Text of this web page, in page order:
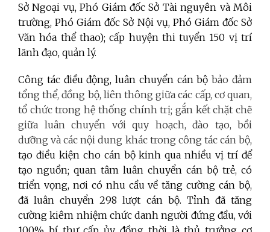
Sở Ngoại vụ, Phó Giám đốc Sở Tài nguyên và Môi
trường, Phó Giám đốc Sở Nội vụ, Phó Giám đốc Sở
Văn hóa thể thao); cấp huyện thi tuyển 150 vị trí
lãnh đạo, quản lý.
Công tác điều động, luân chuyển cán bộbảo đảm
tổng thể, đồng bộ, liên thông giữa các cấp, cơ quan,
tổ chức trong hệ thống chính trị; gắn kết chặt chẽ
giữa luân chuyển với quy hoạch, đào tạo, bồi
dưỡng và các nội dung khác trong công tác cán bộ,
tạo điều kiện cho cán bộ kinh qua nhiều vị trí để
tạo nguồn; quan tâm luân chuyển cán bộ trẻ, có
triển vọng, nơi có nhu cầu về tăng cường cán bộ,
đã luân chuyển 298 lượt cán bộ. Tỉnh đã tăng
cường kiêm nhiệm chức danh người đứng đầu, với